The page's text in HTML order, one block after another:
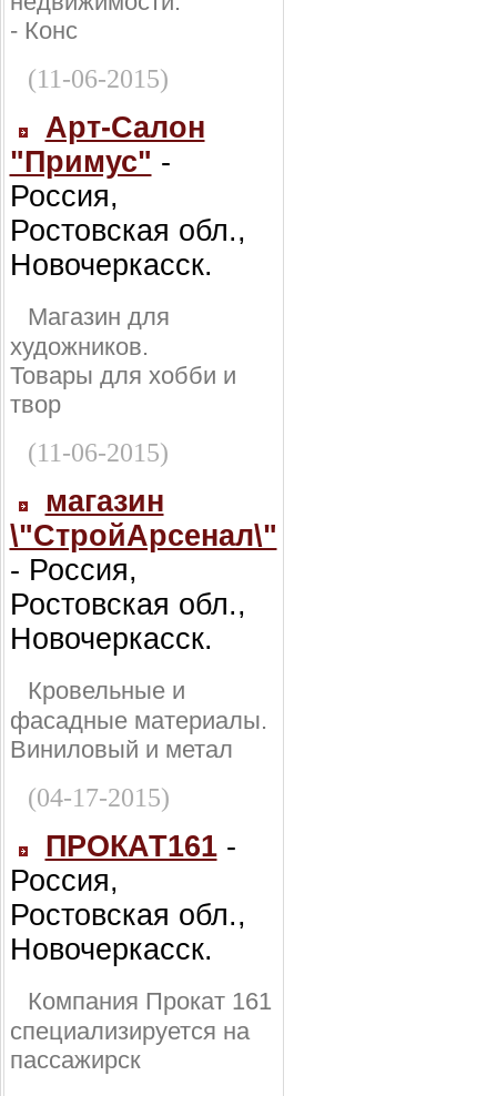
- Конс
(11-06-2015)
Арт-Салон
"Примус" -
Россия,
Ростовская обл.,
Новочеркасск.
Магазин для
художников.
Товары для хобби и
твор
(11-06-2015)
магазин
\"СтройАрсенал\"
- Россия,
Ростовская обл.,
Новочеркасск.
Кровельные и
фасадные материалы.
Виниловый и метал
(04-17-2015)
ПРОКАТ161-
Россия,
Ростовская обл.,
Новочеркасск.
Компания Прокат 161
специализируется на
пассажирск